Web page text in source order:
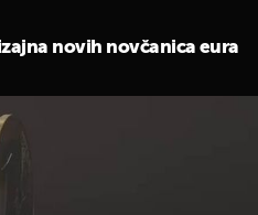
novih novčanica eura